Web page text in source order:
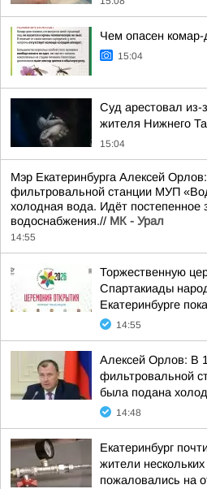
Чем опасен комар-
15:04
Суд арестовал из-
жителя Нижнего
15:04
Мэр Екатеринбурга Алексей
фильтровальной станции МУП
холодная вода. Идёт постепенное
водоснабжения.// МК - Урал
14:55
Торжественную
Спартакиады
Екатеринбурге
14:55
Алексей Орлов: В
фильтровальной
была подана
14:48
Екатеринбург
жители
пожаловались на